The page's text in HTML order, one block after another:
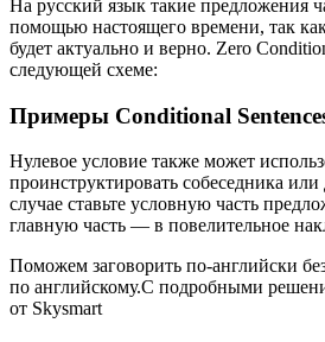
На русский язык такие предложения
помощью настоящего времени, так
будет актуально и верно. Zero
следующей схеме:
Примеры Conditional
Нулевое условие также может
проинструктировать собеседника
случае ставьте условную часть
главную часть — в повелительное
Поможем заговорить по-английски
по английскому.С подробными
от Skysmart